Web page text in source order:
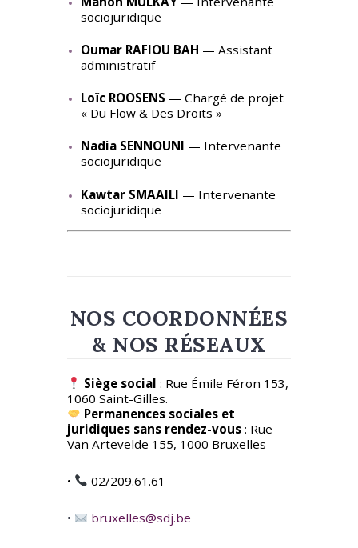
sociojuridique
Oumar RAFIOU BAH — Assistant
administratif
Loïc ROOSENS — Chargé de projet
« Du Flow & Des Droits »
Nadia SENNOUNI — Intervenante
sociojuridique
Kawtar SMAAILI — Intervenante
sociojuridique
NOS COORDONNÉES
& NOS RÉSEAUX
Siège social : Rue Émile Féron 153,
1060 Saint-Gilles.
Permanences sociales et
juridiques sans rendez-vous : Rue
Van Artevelde 155, 1000 Bruxelles
• 02/209.61.61
• bruxelles@sdj.be